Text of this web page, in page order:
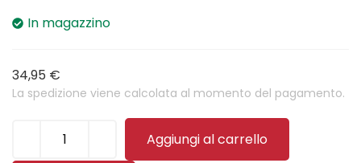
In magazzino
34,95 €
La spedizione viene calcolata al momento del pagamento.
Aggiungi al carrello